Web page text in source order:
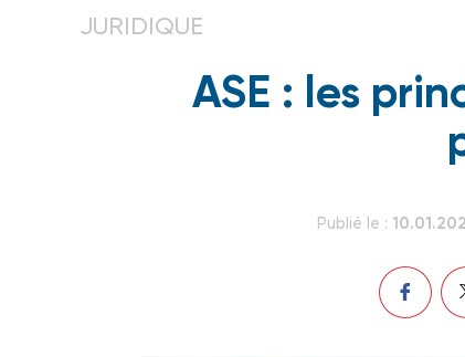
JURIDIQUE
ASE : les
Publié le :